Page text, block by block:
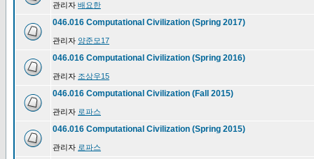
관리자 배요한
046.016 Computational Civilization (Spring 2017)
관리자 양준모17
046.016 Computational Civilization (Spring 2016)
관리자 조상우15
046.016 Computational Civilization (Fall 2015)
관리자 로파스
046.016 Computational Civilization (Spring 2015)
관리자 로파스